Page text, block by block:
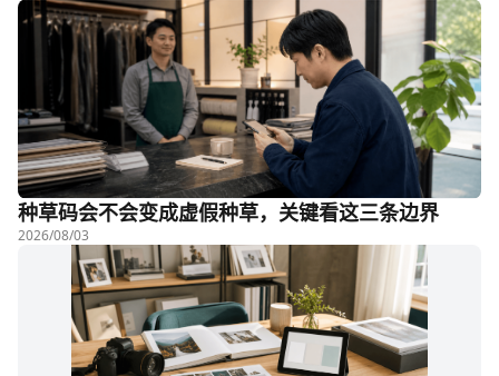
种草码会不会变成虚假种草，关键看这三条边界
2026/08/03